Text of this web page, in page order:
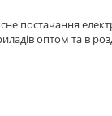
постачання
оптом та в